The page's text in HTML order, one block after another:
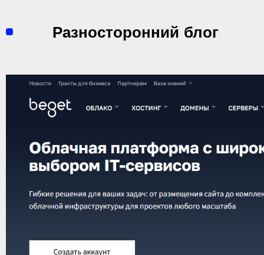
содержимомуРазносторонний блог